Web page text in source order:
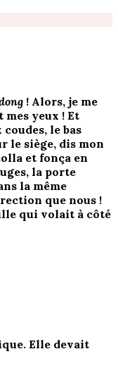
! Alors, je me
yeux ! Et
le bas
le siège, dis mon
et fonça en
la porte
la même
que nous !
qui volait à côté
Elle devait